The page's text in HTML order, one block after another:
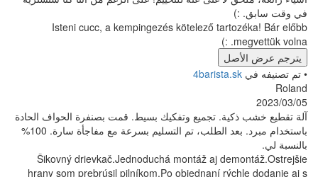
Isteni cucc, a kempingezés kötelező
تجميع وتفكيك بسيط. قمت بصنفرة الحواف الحادة
باستخدام مبرد. بعد الطلب، تم التسليم بسرعة مع مفاجأة سارة. 100%
Šikovný drievkač.Jednoduchá montáž aj
hrany som prebrúsil pilníkom.Po objednaní